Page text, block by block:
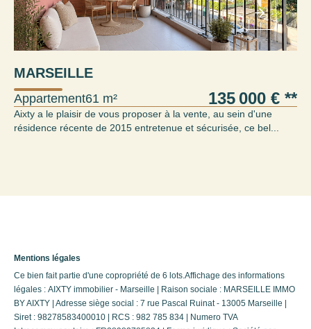
MARSEILLE
Appartement61 m² 135 000 € **
Aixty a le plaisir de vous proposer à la vente, au sein d'une
résidence récente de 2015 entretenue et sécurisée, ce bel...
Mentions légales
Ce bien fait partie d'une copropriété de 6 lots.Affichage des informations
légales : AIXTY immobilier - Marseille | Raison sociale : MARSEILLE IMMO
BY AIXTY | Adresse siège social : 7 rue Pascal Ruinat - 13005 Marseille |
Siret : 98278583400010 | RCS : 982 785 834 | Numero TVA